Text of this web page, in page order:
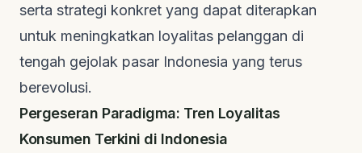
serta strategi konkret yang dapat diterapkan
untuk meningkatkan loyalitas pelanggan di
tengah gejolak pasar Indonesia yang terus
berevolusi.
Pergeseran Paradigma: Tren Loyalitas
Konsumen Terkini di Indonesia